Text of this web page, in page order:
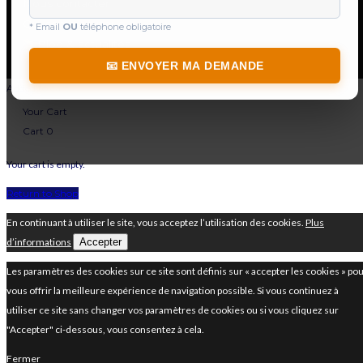
* Email OU téléphone obligatoire
📧 ENVOYER MA DEMANDE
Qui sommes-nous
Added to cart
Your Cart
Cart 0
Your cart is empty.
Return to Shop
En continuant à utiliser le site, vous acceptez l’utilisation des cookies. Plus
d’informations
Accepter
Les paramètres des cookies sur ce site sont définis sur « accepter les cookies »
vous offrir la meilleure expérience de navigation possible. Si vous continuez à
utiliser ce site sans changer vos paramètres de cookies ou si vous cliquez sur
"Accepter" ci-dessous, vous consentez à cela.
Fermer